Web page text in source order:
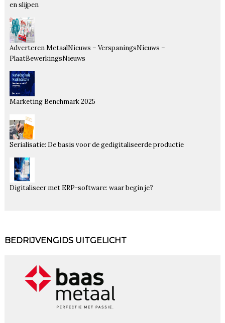
en slijpen
Adverteren MetaalNieuws – VerspaningsNieuws –
PlaatBewerkingsNieuws
Marketing Benchmark 2025
Serialisatie: De basis voor de gedigitaliseerde productie
Digitaliseer met ERP-software: waar begin je?
BEDRIJVENGIDS UITGELICHT